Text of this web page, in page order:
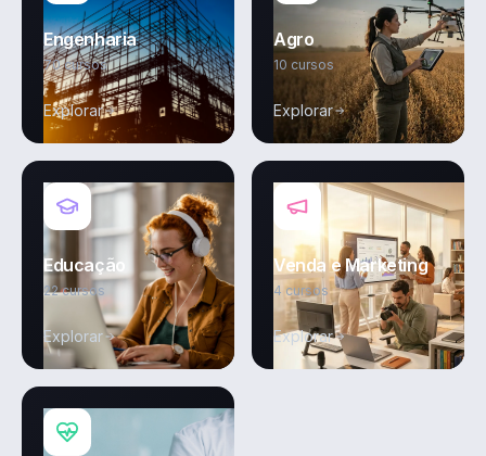
Engenharia
70 cursos
Explorar
Agro
10 cursos
Explorar
Educação
22 cursos
Explorar
Venda e Marketing
4 cursos
Explorar